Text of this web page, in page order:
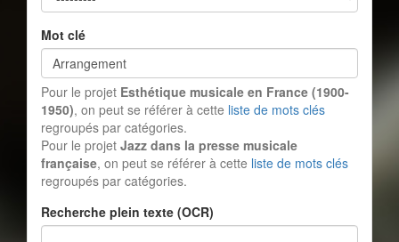
Mot clé
Pour le projet Esthétique musicale en France (1900-
1950), on peut se référer à cette liste de mots clés
regroupés par catégories.
Pour le projet Jazz dans la presse musicale
française, on peut se référer à cette liste de mots clés
regroupés par catégories.
Recherche plein texte (OCR)